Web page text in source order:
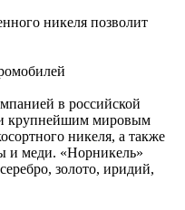
никеля позволит
в российской
и крупнейшим мировым
никеля, а также
и меди. «Норникель»
золото, иридий,